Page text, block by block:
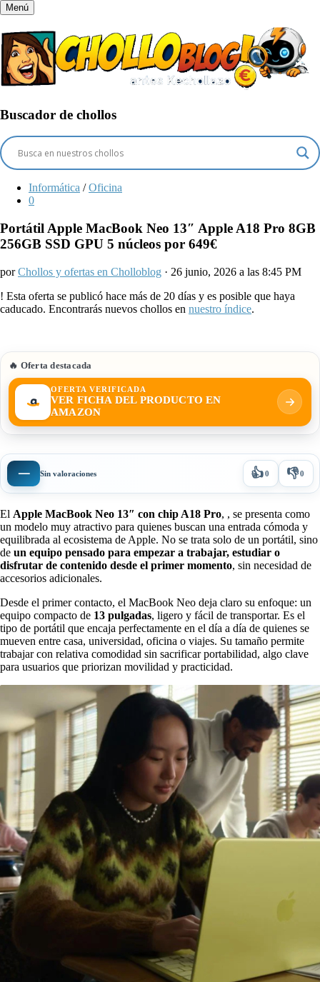
Menú
Buscador de chollos
Informática / Oficina
0
Portátil Apple MacBook Neo 13″ Apple A18 Pro 8GB
256GB SSD GPU 5 núcleos por 649€
porChollos y ofertas en Cholloblog · 26 junio, 2026 a las 8:45 PM
! Esta oferta se publicó hace más de 20 días y es posible que haya
caducado. Encontrarás nuevos chollos en nuestro índice.
🔥 Oferta destacada
OFERTA VERIFICADA
VER FICHA DEL PRODUCTO EN
AMAZON
— Sin valoraciones 👍0 👎0
El Apple MacBook Neo 13″ con chip A18 Pro, , se presenta como
un modelo muy atractivo para quienes buscan una entrada cómoda y
equilibrada al ecosistema de Apple. No se trata solo de un portátil, sino
de un equipo pensado para empezar a trabajar, estudiar o
disfrutar de contenido desde el primer momento, sin necesidad de
accesorios adicionales.
Desde el primer contacto, el MacBook Neo deja claro su enfoque: un
equipo compacto de 13 pulgadas, ligero y fácil de transportar. Es el
tipo de portátil que encaja perfectamente en el día a día de quienes se
mueven entre casa, universidad, oficina o viajes. Su tamaño permite
trabajar con relativa comodidad sin sacrificar portabilidad, algo clave
para usuarios que priorizan movilidad y practicidad.